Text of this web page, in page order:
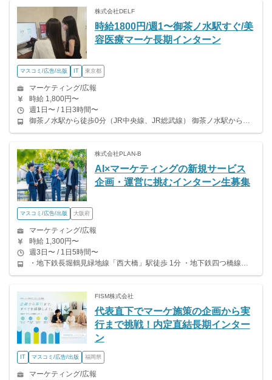
株式会社DELF
時給1800円/週1〜御茶ノ水駅すぐ/美
容医療マーケ長期インターン
マスコミ/広告/出版 IT 東京都
マーケティング/広報
時給 1,800円〜
週1日〜 / 1日3時間〜
御茶ノ水駅から徒歩0分（JR中央線、JR総武線） 御茶ノ水駅から徒歩1分（東京メトロ丸ノ内線） 新御茶ノ水駅から徒歩2分（東京メトロ千代田線）
株式会社PLAN-B
AI×マーケティングの新規サービス
企画・運営に挑むインターン生募集
マスコミ/広告/出版 大阪府
マーケティング/広報
時給 1,300円〜
週3日〜 / 1日5時間〜
・地下鉄長堀鶴見緑地線「西大橋」駅徒歩 1分 ・地下鉄四つ橋線「四ツ橋」駅徒歩 3分 ・地下鉄御堂筋線｜地下鉄長堀鶴見緑地線「心斎橋」駅徒歩 7分
FISM株式会社
代表直下でマーケ施策の企画から実
行まで挑戦！内定直結長期インター
ン
IT マスコミ/広告/出版 福岡県
マーケティング/広報